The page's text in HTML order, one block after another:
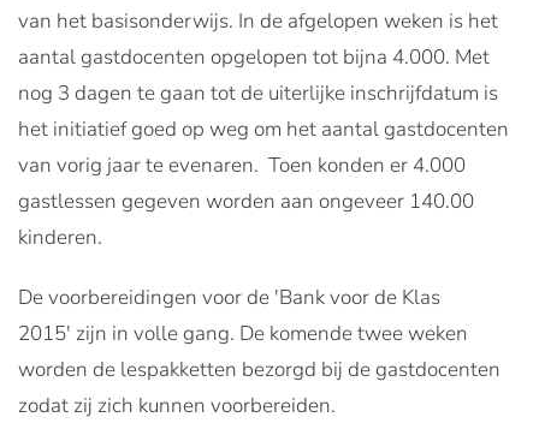
van het basisonderwijs. In de afgelopen weken is het
aantal gastdocenten opgelopen tot bijna 4.000. Met
nog 3 dagen te gaan tot de uiterlijke inschrijfdatum is
het initiatief goed op weg om het aantal gastdocenten
van vorig jaar te evenaren. Toen konden er 4.000
gastlessen gegeven worden aan ongeveer 140.00
kinderen.
De voorbereidingen voor de 'Bank voor de Klas
2015' zijn in volle gang. De komende twee weken
worden de lespakketten bezorgd bij de gastdocenten
zodat zij zich kunnen voorbereiden.